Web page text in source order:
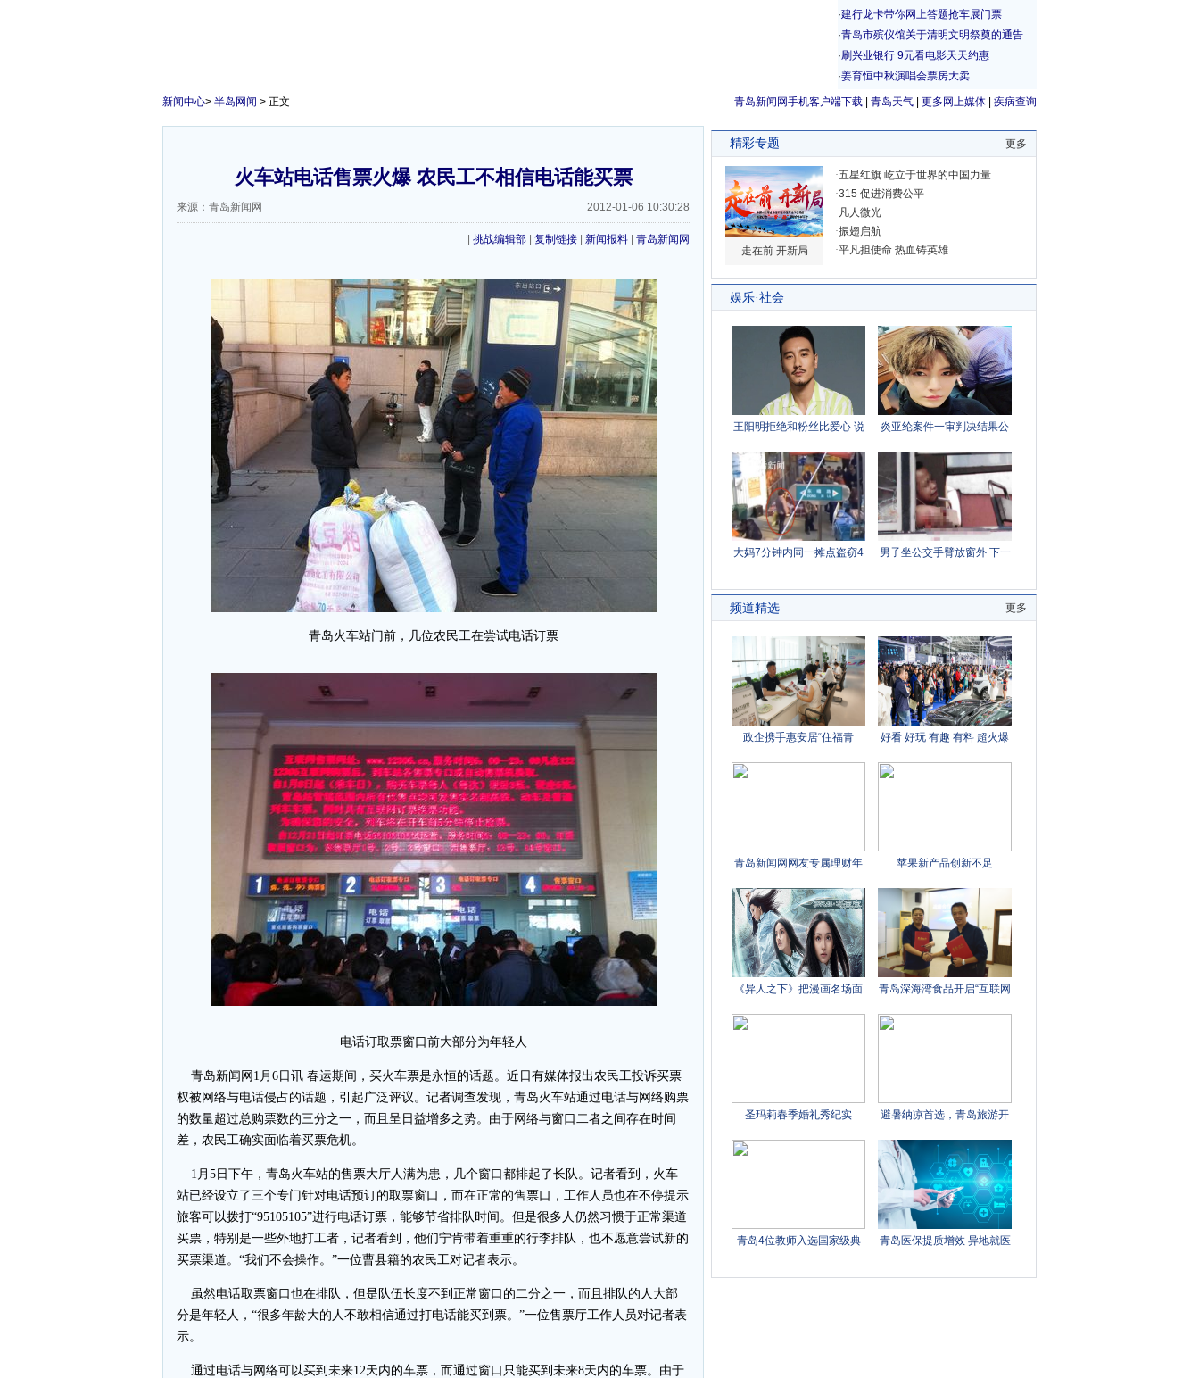
青岛新闻网手机客户端下载 青岛天气 更多网上媒体 疾病查询
新闻中心> 半岛网闻 > 正文
火车站电话售票火爆 农民工不相信电话能买票
来源：青岛新闻网 2012-01-06 10:30:28
挑战编辑部 复制链接 新闻报料 青岛新闻网
青岛火车站门前，几位农民工在尝试电话订票
电话订取票窗口前大部分为年轻人
青岛新闻网1月6日讯 春运期间，买火车票是永恒的话题。近日有媒体报出农民工投诉买票
权被网络与电话侵占的话题，引起广泛评议。记者调查发现，青岛火车站通过电话与网络购票
的数量超过总购票数的三分之一，而且呈日益增多之势。由于网络与窗口二者之间存在时间
差，农民工确实面临着买票危机。
1月5日下午，青岛火车站的售票大厅人满为患，几个窗口都排起了长队。记者看到，火车
站已经设立了三个专门针对电话预订的取票窗口，而在正常的售票口，工作人员也在不停提示
旅客可以拨打“95105105”进行电话订票，能够节省排队时间。但是很多人仍然习惯于正常渠道
买票，特别是一些外地打工者，记者看到，他们宁肯带着重重的行李排队，也不愿意尝试新的
买票渠道。“我们不会操作。”一位曹县籍的农民工对记者表示。
虽然电话取票窗口也在排队，但是队伍长度不到正常窗口的二分之一，而且排队的人大部
分是年轻人，“很多年龄大的人不敢相信通过打电话能买到票。”一位售票厅工作人员对记者表
示。
通过电话与网络可以买到未来12天内的车票，而通过窗口只能买到未来8天内的车票。由于